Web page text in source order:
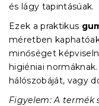
és lágy tapintásúak.
Ezek a praktikus
méretben
minőséget
higiéniai
hálószobáját, vagy
Figyelem: A termék